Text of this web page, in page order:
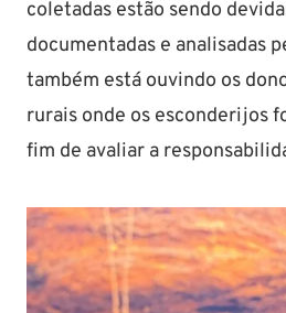
coletadas estão sendo
documentadas e analisadas
também está ouvindo os
rurais onde os esconderijos
fim de avaliar a